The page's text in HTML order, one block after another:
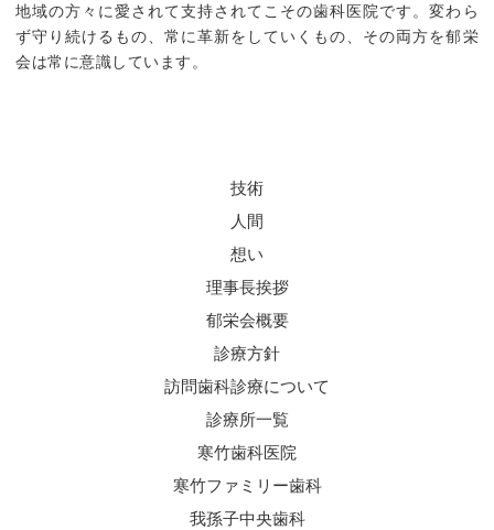
地域の方々に愛されて支持されてこその歯科医院です。変わら
ず守り続けるもの、常に革新をしていくもの、その両方を郁栄
会は常に意識しています。
技術
人間
想い
理事長挨拶
郁栄会概要
診療方針
訪問歯科診療について
診療所一覧
寒竹歯科医院
寒竹ファミリー歯科
我孫子中央歯科